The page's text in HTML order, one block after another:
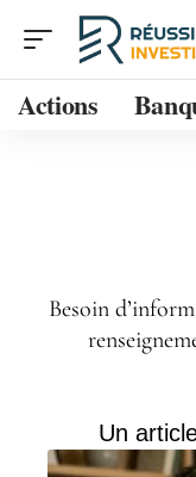
Actions
Besoin
Un